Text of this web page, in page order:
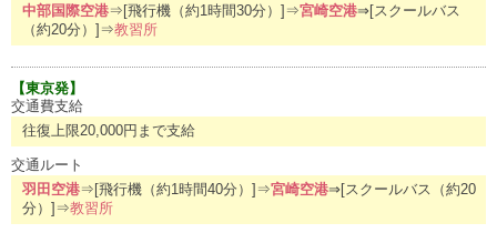
中部国際空港⇒[飛行機（約1時間30分）]⇒宮崎空港⇒[スクールバス
（約20分）]⇒教習所
【東京発】
交通費支給
往復上限20,000円まで支給
交通ルート
羽田空港⇒[飛行機（約1時間40分）]⇒宮崎空港⇒[スクールバス（約20
分）]⇒教習所